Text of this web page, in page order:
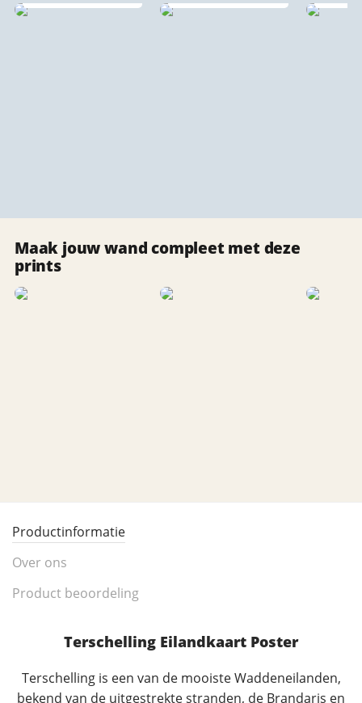
Maak jouw wand compleet met deze
prints
Productinformatie
Over ons
Product beoordeling
Terschelling Eilandkaart Poster
Terschelling is een van de mooiste Waddeneilanden,
bekend van de uitgestrekte stranden, de Brandaris en